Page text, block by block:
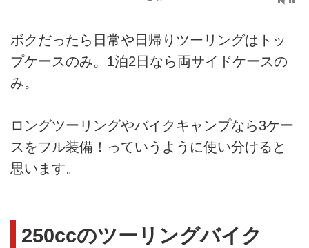
ボクだったら日常や日帰りツーリングはトッ
プケースのみ。1泊2日なら両サイドケースの
み。
ロングツーリングやバイクキャンプなら3ケー
スをフル装備！っていうように使い分けると
思います。
250ccのツーリングバイク